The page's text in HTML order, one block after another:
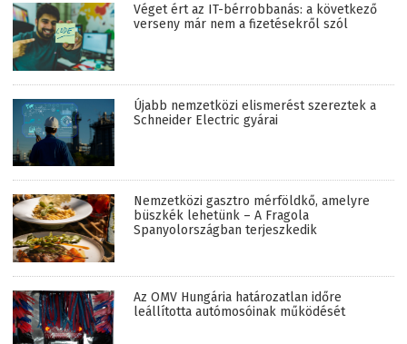
Véget ért az IT-bérrobbanás: a következő
verseny már nem a fizetésekről szól
Újabb nemzetközi elismerést szereztek a
Schneider Electric gyárai
Nemzetközi gasztro mérföldkő, amelyre
büszkék lehetünk – A Fragola
Spanyolországban terjeszkedik
Az OMV Hungária határozatlan időre
leállította autómosóinak működését